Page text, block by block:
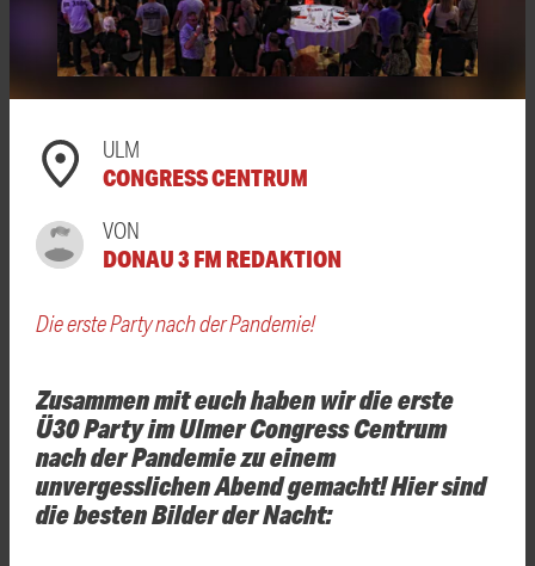
ULM
CONGRESS CENTRUM
VON
DONAU 3 FM REDAKTION
Die erste Party nach der Pandemie!
Zusammen mit euch haben wir die erste
Ü30 Party im Ulmer Congress Centrum
nach der Pandemie zu einem
unvergesslichen Abend gemacht! Hier sind
die besten Bilder der Nacht: